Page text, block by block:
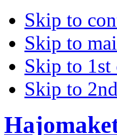
Skip to
Skip to
Skip to 1st
Skip to